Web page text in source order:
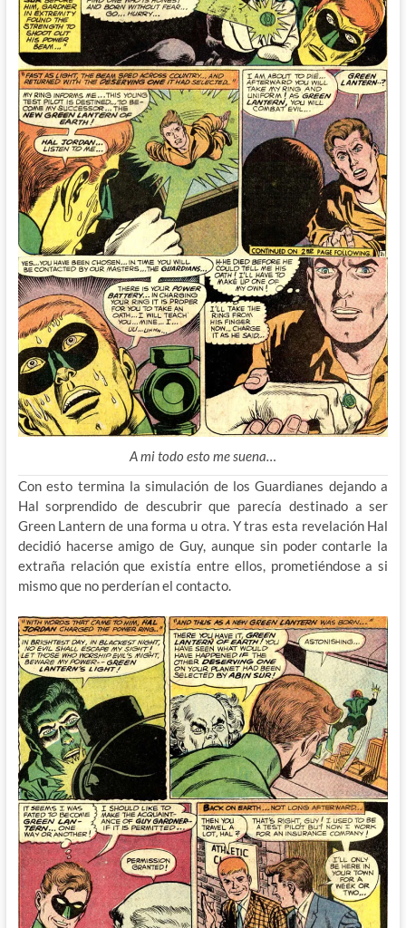
A mi todo esto me suena…
Con esto termina la simulación de los Guardianes dejando a
Hal sorprendido de descubrir que parecía destinado a ser
Green Lantern de una forma u otra. Y tras esta revelación Hal
decidió hacerse amigo de Guy, aunque sin poder contarle la
extraña relación que existía entre ellos, prometiéndose a si
mismo que no perderían el contacto.